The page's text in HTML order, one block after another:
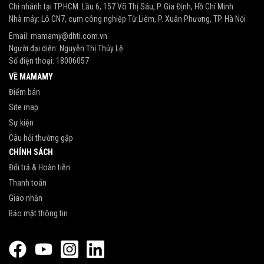
Chi nhánh tại TP.HCM: Lầu 6, 157 Võ Thị Sáu, P. Gia Định, Hồ Chí Minh
Nhà máy: Lô CN7, cụm công nghiệp Từ Liêm, P. Xuân Phương, TP. Hà Nội
Email: mamamy@dhti.com.vn
Người đại diện: Nguyễn Thị Thủy Lệ
Số điện thoại: 18006057
VỀ MAMAMY
Điểm bán
Site map
Sự kiện
Câu hỏi thường gặp
CHÍNH SÁCH
Đổi trả & Hoàn tiền
Thanh toán
Giao nhận
Bảo mật thông tin